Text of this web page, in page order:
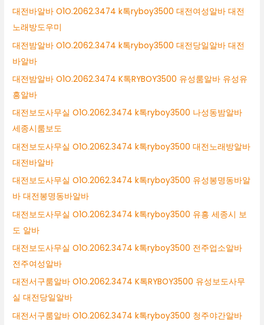
대전바알바 O1O.2062.3474 k톡ryboy3500 대전여성알바 대전
노래방도우미
대전밤알바 O1O.2062.3474 k톡ryboy3500 대전당일알바 대전
바알바
대전밤알바 O1O.2062.3474 K톡RYBOY3500 유성룸알바 유성유
흥알바
대전보도사무실 O1O.2062.3474 k톡ryboy3500 나성동밤알바
세종시룸보도
대전보도사무실 O1O.2062.3474 k톡ryboy3500 대전노래방알바
대전바알바
대전보도사무실 O1O.2062.3474 k톡ryboy3500 유성봉명동바알
바 대전봉명동바알바
대전보도사무실 O1O.2062.3474 k톡ryboy3500 유흥 세종시 보
도 알바
대전보도사무실 O1O.2062.3474 k톡ryboy3500 전주업소알바
전주여성알바
대전서구룸알바 O1O.2062.3474 K톡RYBOY3500 유성보도사무
실 대전당일알바
대전서구룸알바 O1O.2062.3474 k톡ryboy3500 청주야간알바